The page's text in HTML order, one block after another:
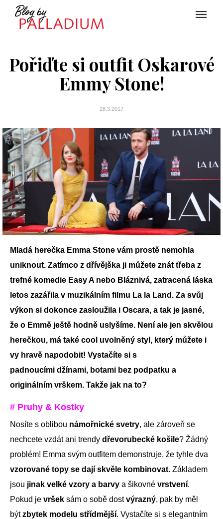
Pořiďte si outfit Oskarové
Emmy Stone!
28.3.2017
Mladá herečka Emma Stone vám prostě nemohla
uniknout. Zatímco z dřívějška ji můžete znát třeba z
trefné komedie Easy A nebo Bláznivá, zatracená láska
letos zazářila v muzikálním filmu La la Land. Za svůj
výkon si dokonce zasloužila i Oscara, a tak je jasné,
že o Emmě ještě hodně uslyšíme. Není ale jen skvělou
herečkou, má také cool uvolněný styl, který můžete i
vy hravě napodobit! Vystačíte si s
padnoucími džínami, botami bez podpatku a
originálním vrškem. Takže jak na to?
# Pruhy & Kostky
Nosíte s oblibou námořnické svetry, ale zároveň se
nechcete vzdát ani trendy dřevorubecké košile? Žádný
problém! Emma svým outfitem demonstruje, že tyhle dva
vzorované topy se dají skvěle kombinovat. Základem
jsou jinak velké vzory a barvy a šikovné vrstvení.
Pokud je vršek sám o sobě dostvýrazný, pak by měl
býtzbytek modelu střídmější. Vystačíte si s elegantním